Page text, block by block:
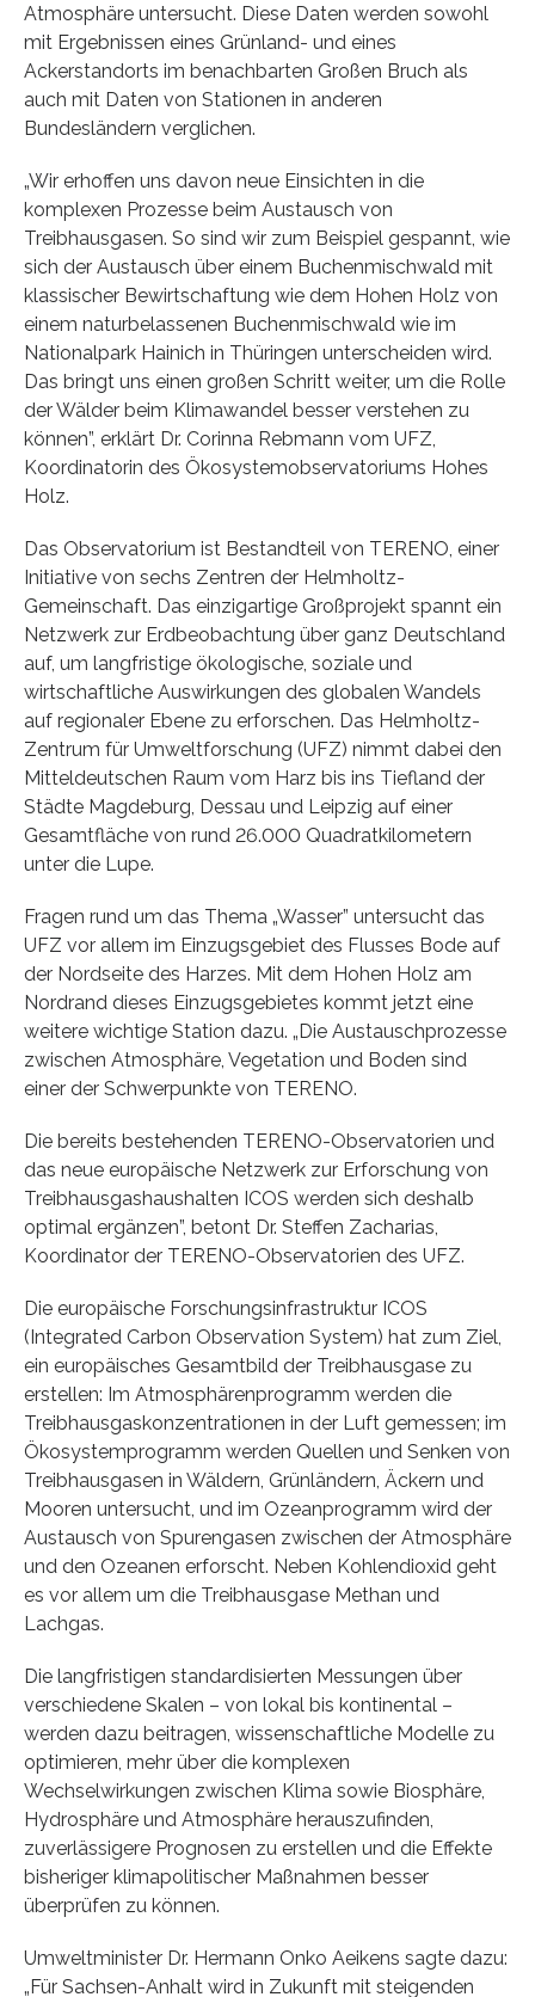
Atmosphäre untersucht. Diese Daten werden sowohl
mit Ergebnissen eines Grünland- und eines
Ackerstandorts im benachbarten Großen Bruch als
auch mit Daten von Stationen in anderen
Bundesländern verglichen.
„Wir erhoffen uns davon neue Einsichten in die
komplexen Prozesse beim Austausch von
Treibhausgasen. So sind wir zum Beispiel gespannt, wie
sich der Austausch über einem Buchenmischwald mit
klassischer Bewirtschaftung wie dem Hohen Holz von
einem naturbelassenen Buchenmischwald wie im
Nationalpark Hainich in Thüringen unterscheiden wird.
Das bringt uns einen großen Schritt weiter, um die Rolle
der Wälder beim Klimawandel besser verstehen zu
können”, erklärt Dr. Corinna Rebmann vom UFZ,
Koordinatorin des Ökosystemobservatoriums Hohes
Holz.
Das Observatorium ist Bestandteil von TERENO, einer
Initiative von sechs Zentren der Helmholtz-
Gemeinschaft. Das einzigartige Großprojekt spannt ein
Netzwerk zur Erdbeobachtung über ganz Deutschland
auf, um langfristige ökologische, soziale und
wirtschaftliche Auswirkungen des globalen Wandels
auf regionaler Ebene zu erforschen. Das Helmholtz-
Zentrum für Umweltforschung (UFZ) nimmt dabei den
Mitteldeutschen Raum vom Harz bis ins Tiefland der
Städte Magdeburg, Dessau und Leipzig auf einer
Gesamtfläche von rund 26.000 Quadratkilometern
unter die Lupe.
Fragen rund um das Thema „Wasser” untersucht das
UFZ vor allem im Einzugsgebiet des Flusses Bode auf
der Nordseite des Harzes. Mit dem Hohen Holz am
Nordrand dieses Einzugsgebietes kommt jetzt eine
weitere wichtige Station dazu. „Die Austauschprozesse
zwischen Atmosphäre, Vegetation und Boden sind
einer der Schwerpunkte von TERENO.
Die bereits bestehenden TERENO-Observatorien und
das neue europäische Netzwerk zur Erforschung von
Treibhausgashaushalten ICOS werden sich deshalb
optimal ergänzen”, betont Dr. Steffen Zacharias,
Koordinator der TERENO-Observatorien des UFZ.
Die europäische Forschungsinfrastruktur ICOS
(Integrated Carbon Observation System) hat zum Ziel,
ein europäisches Gesamtbild der Treibhausgase zu
erstellen: Im Atmosphärenprogramm werden die
Treibhausgaskonzentrationen in der Luft gemessen; im
Ökosystemprogramm werden Quellen und Senken von
Treibhausgasen in Wäldern, Grünländern, Äckern und
Mooren untersucht, und im Ozeanprogramm wird der
Austausch von Spurengasen zwischen der Atmosphäre
und den Ozeanen erforscht. Neben Kohlendioxid geht
es vor allem um die Treibhausgase Methan und
Lachgas.
Die langfristigen standardisierten Messungen über
verschiedene Skalen – von lokal bis kontinental –
werden dazu beitragen, wissenschaftliche Modelle zu
optimieren, mehr über die komplexen
Wechselwirkungen zwischen Klima sowie Biosphäre,
Hydrosphäre und Atmosphäre herauszufinden,
zuverlässigere Prognosen zu erstellen und die Effekte
bisheriger klimapolitischer Maßnahmen besser
überprüfen zu können.
Umweltminister Dr. Hermann Onko Aeikens sagte dazu:
„Für Sachsen-Anhalt wird in Zukunft mit steigenden